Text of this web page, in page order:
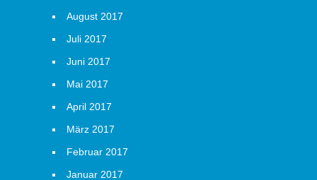
August 2017
Juli 2017
Juni 2017
Mai 2017
April 2017
März 2017
Februar 2017
Januar 2017